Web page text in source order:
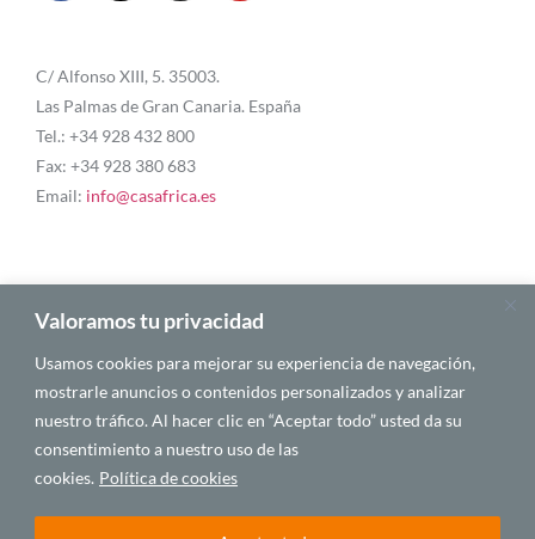
Valoramos tu privacidad
Usamos cookies para mejorar su experiencia de navegación,
mostrarle anuncios o contenidos personalizados y analizar
nuestro tráfico. Al hacer clic en “Aceptar todo” usted da su
consentimiento a nuestro uso de las
cookies. Política de cookies
C/ Alfonso XIII, 5. 35003.
Las Palmas de Gran Canaria. España
Tel.: +34 928 432 800
Fax: +34 928 380 683
Email: info@casafrica.es
Blog
Quiénes somos
Autores
Español